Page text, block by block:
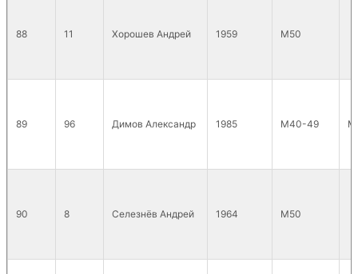
88 11 Хорошев Андрей 1959 М50
89 96 Димов Александр 1985 М40-49
90 8 Селезнёв Андрей 1964 М50